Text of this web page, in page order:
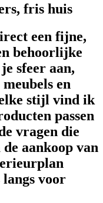
fris huis
een fijne,
behoorlijke
sfeer aan,
en
stijl vind ik
passen
vragen die
aankoop van
voor